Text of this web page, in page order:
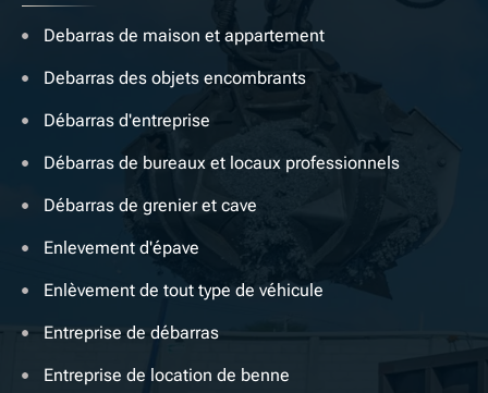
Debarras de maison et appartement
Debarras des objets encombrants
Débarras d'entreprise
Débarras de bureaux et locaux professionnels
Débarras de grenier et cave
Enlevement d'épave
Enlèvement de tout type de véhicule
Entreprise de débarras
Entreprise de location de benne